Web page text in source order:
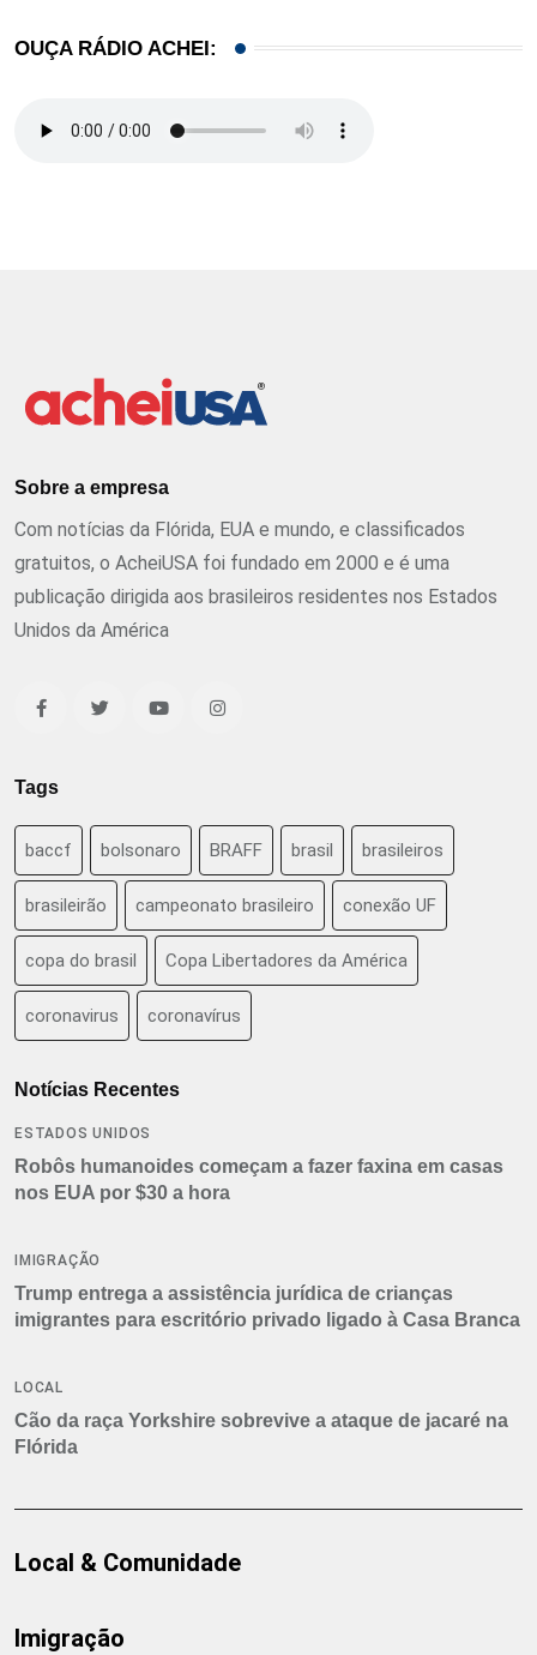
OUÇA RÁDIO ACHEI:
Sobre a empresa
Com notícias da Flórida, EUA e mundo, e classificados
gratuitos, o AcheiUSA foi fundado em 2000 e é uma
publicação dirigida aos brasileiros residentes nos Estados
Unidos da América
Tags
baccf bolsonaro BRAFF brasil brasileiros
brasileirão campeonato brasileiro conexão UF
copa do brasil Copa Libertadores da América
coronavirus coronavírus
Notícias Recentes
ESTADOS UNIDOS
Robôs humanoides começam a fazer faxina em casas
nos EUA por $30 a hora
IMIGRAÇÃO
Trump entrega a assistência jurídica de crianças
imigrantes para escritório privado ligado à Casa Branca
LOCAL
Cão da raça Yorkshire sobrevive a ataque de jacaré na
Flórida
Local & Comunidade
Imigração